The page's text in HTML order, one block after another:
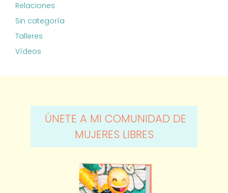
Relaciones
Sin categoría
Talleres
Vídeos
ÚNETE A MI COMUNIDAD DE
MUJERES LIBRES